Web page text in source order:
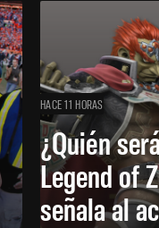
HACE 11 HORAS
¿Quién
Legend of
señala al